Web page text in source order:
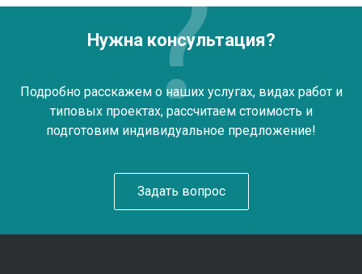
Нужна консультация?
Подробно расскажем о наших услугах, видах работ и
типовых проектах, рассчитаем стоимость и
подготовим индивидуальное предложение!
Задать вопрос